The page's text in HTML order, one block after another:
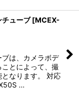
ューブ [MCEX-
は、カメラボデ
とによって、撮
なります。 対応
…